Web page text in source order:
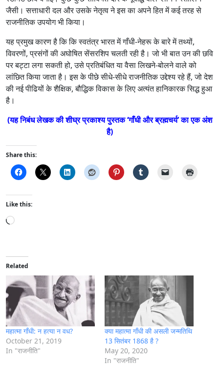
जैसी। सत्ताधारी दल और उसके नेतृत्व ने इस का अपने हित में कई तरह से
राजनीतिक उपयोग भी किया।
यह प्रमुख कारण है कि कि स्वतंत्र भारत में गाँधी-नेहरू के बारे में तथ्यों,
विवरणों, प्रसंगों की अघोषित सेंसरशिप चलती रही है। जो भी बात उन की छवि
पर बट्टा लगा सकती हो, उसे प्रतिबंधित या वैसा लिखने-बोलने वाले को
लांछित किया जाता है। इस के पीछे सीधे-सीधे राजनीतिक उद्देश्य रहे हैं, जो देश
की नई पीढियों के शैक्षिक, बौद्धिक विकास के लिए अत्यंत हानिकारक सिद्ध हुआ
है।
(यह निबंध लेखक की शीघ्र प्रकाश्य पुस्तक ‘गाँधी और ब्रह्मचर्य’ का एक अंश
है)
Share this:
Like this:
L
d
i
n
g
…
Related
महात्मा गाँधी: न हत्या न वध?
October 21, 2019
In "राजनीति"
क्या महात्मा गाँधी की असली जन्मतिथि
13 सितंबर 1868 है ?
May 20, 2020
In "राजनीति"